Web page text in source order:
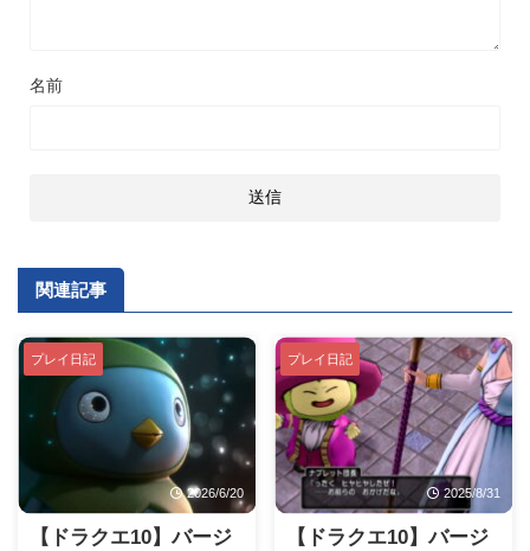
名前
関連記事
プレイ日記
2026/6/20
【ドラクエ10】バージ
プレイ日記
2025/8/31
【ドラクエ10】バージ